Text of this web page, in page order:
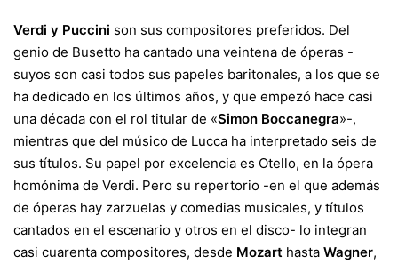
Verdi y Puccini son sus compositores preferidos. Del
genio de Busetto ha cantado una veintena de óperas -
suyos son casi todos sus papeles baritonales, a los que se
ha dedicado en los últimos años, y que empezó hace casi
una década con el rol titular de «Simon Boccanegra»-,
mientras que del músico de Lucca ha interpretado seis de
sus títulos. Su papel por excelencia es Otello, en la ópera
homónima de Verdi. Pero su repertorio -en el que además
de óperas hay zarzuelas y comedias musicales, y títulos
cantados en el escenario y otros en el disco- lo integran
casi cuarenta compositores, desde Mozart hasta Wagner,